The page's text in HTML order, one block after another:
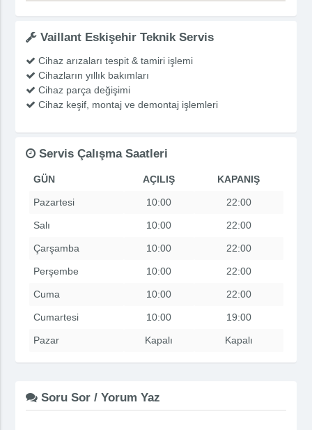
Vaillant Eskişehir Teknik Servis
Cihaz arızaları tespit & tamiri işlemi
Cihazların yıllık bakımları
Cihaz parça değişimi
Cihaz keşif, montaj ve demontaj işlemleri
Servis Çalışma Saatleri
GÜN AÇILIŞ KAPANIŞ
Pazartesi 10:00 22:00
Salı 10:00 22:00
Çarşamba 10:00 22:00
Perşembe 10:00 22:00
Cuma 10:00 22:00
Cumartesi 10:00 19:00
Pazar Kapalı Kapalı
Soru Sor / Yorum Yaz